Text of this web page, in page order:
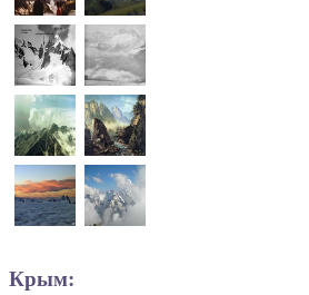
Крым: